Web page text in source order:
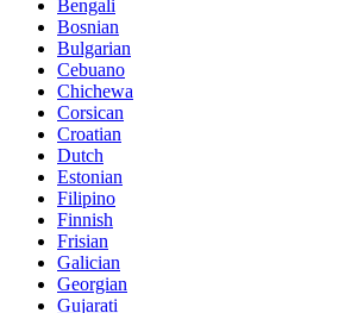
Bengali
Bosnian
Bulgarian
Cebuano
Chichewa
Corsican
Croatian
Dutch
Estonian
Filipino
Finnish
Frisian
Galician
Georgian
Gujarati